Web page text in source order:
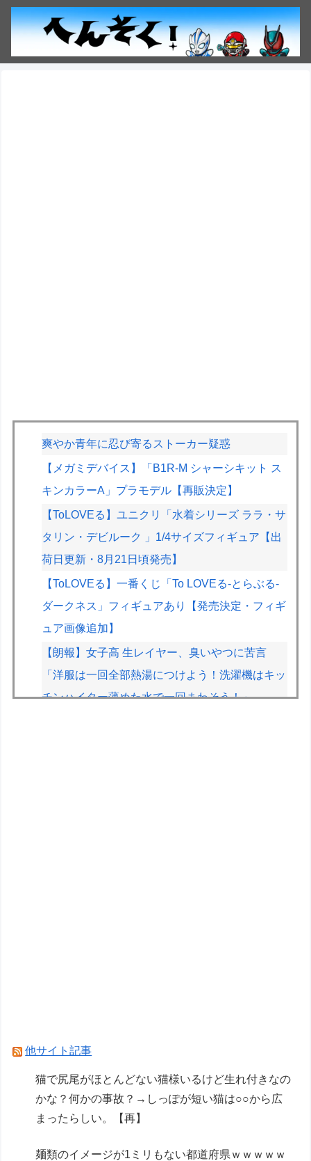
爽やか青年に忍び寄るストーカー疑惑
【メガミデバイス】「B1R-M シャーシキット ス
キンカラーA」プラモデル【再販決定】
【ToLOVEる】ユニクリ「水着シリーズ ララ・サ
タリン・デビルーク 」1/4サイズフィギュア【出
荷日更新・8月21日頃発売】
【ToLOVEる】一番くじ「To LOVEる-とらぶる-
ダークネス」フィギュアあり【発売決定・フィギ
ュア画像追加】
【朗報】女子高 生レイヤー、臭いやつに苦言
「洋服は一回全部熱湯につけよう！洗濯機はキッ
チンハイター薄めた水で一回まわそう！」
カノカリ作者「キャラの誕生日の個展開きたいか
ら1000万円クラファンします！」→結果ｗｘｗ
Powered by livedoor 相互RSS
他サイト記事
猫で尻尾がほとんどない猫様いるけど生れ付きなの
かな？何かの事故？→しっぽが短い猫は○○から広
まったらしい。【再】
麺類のイメージが1ミリもない都道府県ｗｗｗｗｗ